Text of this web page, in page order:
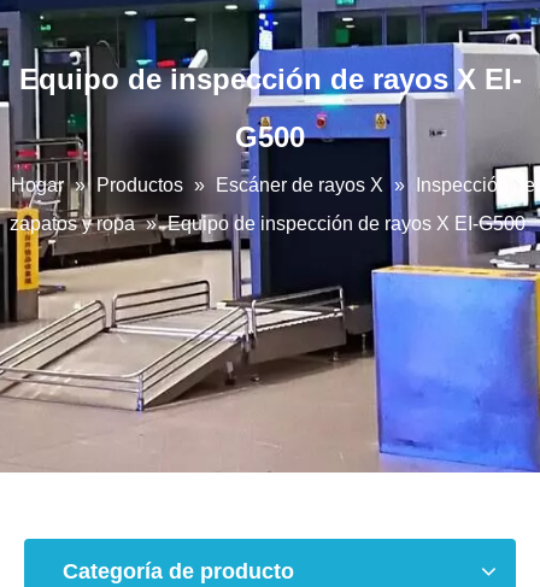
Equipo de inspección de rayos X EI-
G500
Hogar » Productos » Escáner de rayos X »
Inspección de
zapatos y ropa » Equipo de inspección de rayos X EI-G500
Categoría de producto